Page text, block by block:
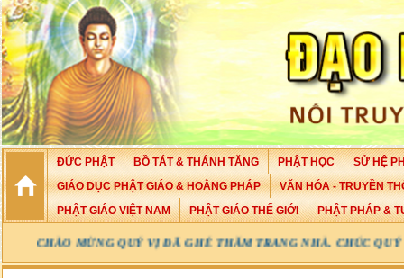
ĐỨC PHẬT BỒ TÁT & THÁNH TĂNG PHẬT HỌC
SỬ HỆ
GIÁO DỤC PHẬT GIÁO & HOẰNG PHÁP
VĂN HÓA - TRUYỀN
PHẬT GIÁO VIỆT NAM
PHẬT GIÁO THẾ GIỚI PHẬT PHÁP &
GHÉ THĂM TRANG NHÀ. CHÚC QUÝ VỊ AN VUI VỚI PHÁP BẢO